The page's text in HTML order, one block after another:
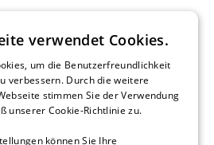
verwendet Cookies.
um die Benutzerfreundlichkeit
verbessern. Durch die weitere
stimmen Sie der Verwendung
unserer Cookie-Richtlinie zu.
können Sie Ihre